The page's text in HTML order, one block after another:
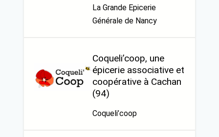
La Grande Epicerie
Générale de Nancy
Coqueli’coop, une
épicerie associative et
coopérative à Cachan
(94)
Coqueli’coop